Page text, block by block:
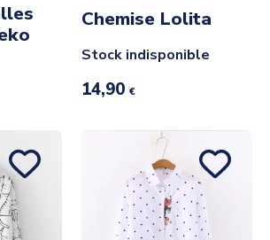
Chemise Lolita
Stock indisponible
14,90 €